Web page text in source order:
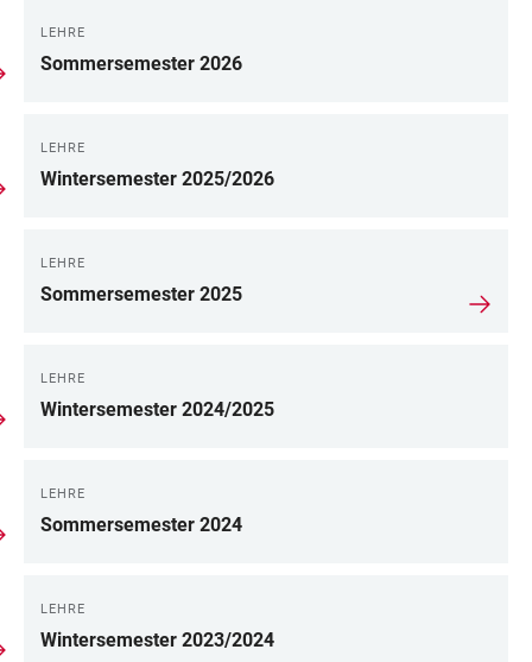
LINKS
LEHRE
Sommersemester 2026
LEHRE
Wintersemester 2025/2026
LEHRE
Sommersemester 2025
LEHRE
Wintersemester 2024/2025
LEHRE
Sommersemester 2024
LEHRE
Wintersemester 2023/2024